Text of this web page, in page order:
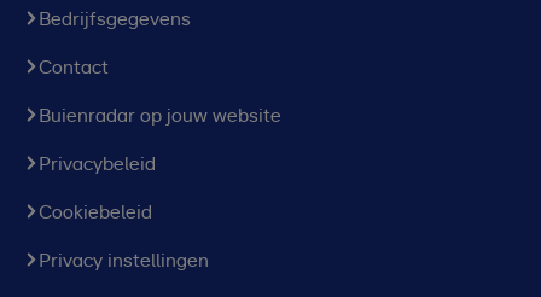
Bedrijfsgegevens
Contact
Buienradar op jouw website
Privacybeleid
Cookiebeleid
Privacy instellingen